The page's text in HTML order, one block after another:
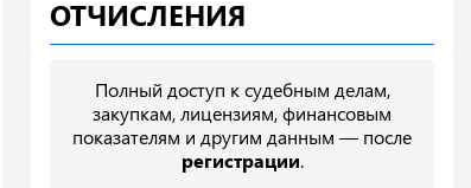
ОТЧИСЛЕНИЯ
Полный доступ к судебным делам,
закупкам, лицензиям, финансовым
показателям и другим данным — после
регистрации.